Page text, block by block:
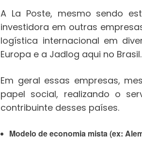
A La Poste, mesmo sendo
investidora em outras
logística internacional em
Europa e a Jadlog aqui no Brasil.
Em geral essas empresas,
papel social, realizando o
contribuinte desses países.
Modelo de economia mista (ex: